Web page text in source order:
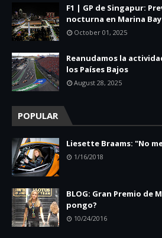
F1 | GP de Singapur:
nocturna en Marina Bay
October 01, 2025
Reanudamos la
los Países Bajos
August 28, 2025
POPULAR
Liesette Braams: "No
1/16/2018
BLOG: Gran Premio de
pongo?
10/24/2016